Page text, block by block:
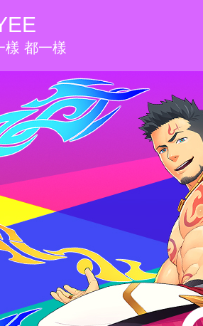
樣 都一樣